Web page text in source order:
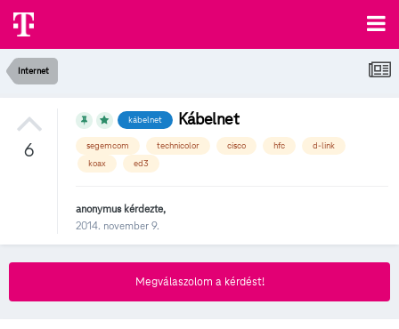
Internet
6
kábelnet Kábelnet
segemcom technicolor cisco hfc
d-link
koax
ed3
anonymuskérdezte,
2014. november 9.
Megválaszolom a kérdést!